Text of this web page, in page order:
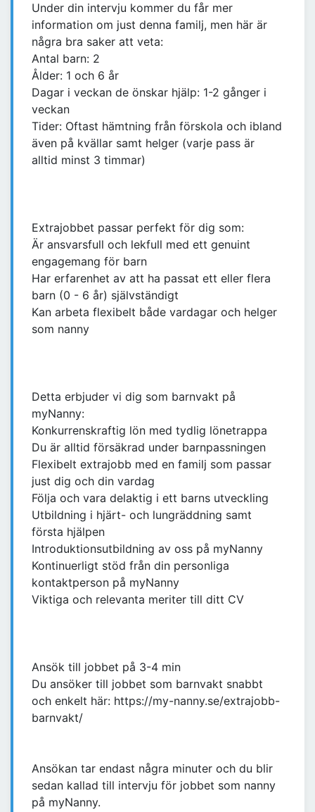
Under din intervju kommer du får mer
information om just denna familj, men här är
några bra saker att veta:
Antal barn: 2
Ålder: 1 och 6 år
Dagar i veckan de önskar hjälp: 1-2 gånger i
veckan
Tider: Oftast hämtning från förskola och ibland
även på kvällar samt helger (varje pass är
alltid minst 3 timmar)
Extrajobbet passar perfekt för dig som:
Är ansvarsfull och lekfull med ett genuint
engagemang för barn
Har erfarenhet av att ha passat ett eller flera
barn (0 - 6 år) självständigt
Kan arbeta flexibelt både vardagar och helger
som nanny
Detta erbjuder vi dig som barnvakt på
myNanny:
Konkurrenskraftig lön med tydlig lönetrappa
Du är alltid försäkrad under barnpassningen
Flexibelt extrajobb med en familj som passar
just dig och din vardag
Följa och vara delaktig i ett barns utveckling
Utbildning i hjärt- och lungräddning samt
första hjälpen
Introduktionsutbildning av oss på myNanny
Kontinuerligt stöd från din personliga
kontaktperson på myNanny
Viktiga och relevanta meriter till ditt CV
Ansök till jobbet på 3-4 min
Du ansöker till jobbet som barnvakt snabbt
och enkelt här: https://my-nanny.se/extrajobb-
barnvakt/
Ansökan tar endast några minuter och du blir
sedan kallad till intervju för jobbet som nanny
på myNanny.